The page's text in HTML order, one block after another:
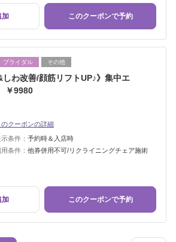
加 このクーポンで予約
ブライダル その他
しわ改善/顔筋リフトUP♪》集中エ
￥9980
のクーポンの詳細
条件： 予約時＆入店時
条件： 他券併用不可/リクライニングチェア施術
加 このクーポンで予約